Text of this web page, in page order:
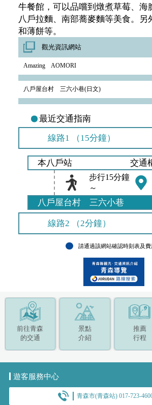
牛餐館，可以品嚐到燉煮草莓、海
八戶拉麵、南部蕎麥麵等美食。另
和薄餅等。
觀光資訊網站
Amazing AOMORI
八戶屋台村 三六小巷(日文)
最近交通指南
線路1 （15分鐘）
本八戶站 交通
步行15分鐘
～
八戶屋台村 三六小巷
線路2 （2分鐘）
請通過該網站確認時刻表及費
前往青森
的交通
景點
介紹
推薦
行程
遊客服務中心
青森市(青森站) 017-723-